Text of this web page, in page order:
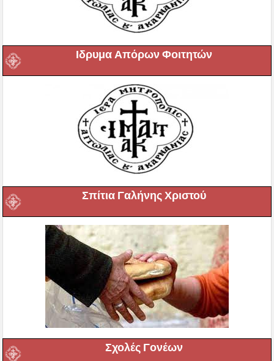
Ιδρυμα Απόρων Φοιτητών
Σπίτια Γαλήνης Χριστού
Σχολές Γονέων